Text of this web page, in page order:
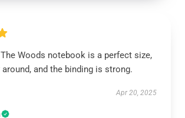
Woods notebook is a perfect size,
and the binding is strong.
Apr 20, 2025